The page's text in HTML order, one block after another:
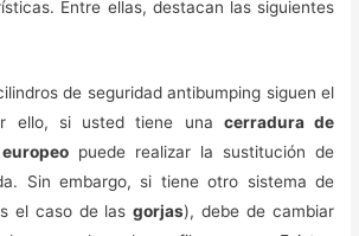
Entre ellas, destacan las siguientes
de seguridad antibumping siguen el
ello, si usted tiene una cerradura de
puede realizar la sustitución de
Sin embargo, si tiene otro sistema de
el caso de lasgorjas), debe de cambiar